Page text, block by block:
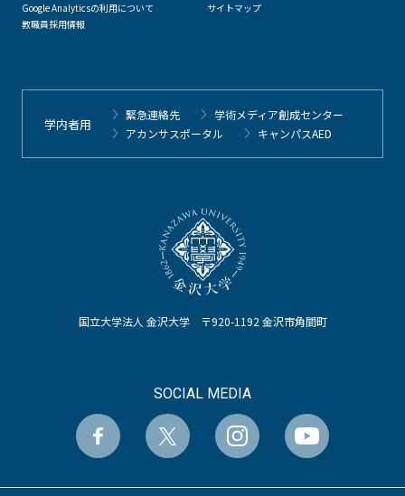
国立大学法人 金沢大学 〒920-1192 金沢市角間町
SOCIAL MEDIA
Google Analyticsの利用について
教職員採用情報
サイトマップ
学内者用
緊急連絡先
学術メディア創成センター
アカンサスポータル
キャンパスAED